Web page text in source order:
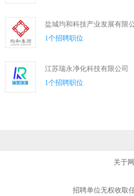
盐城均和科技产业发展有限
1个招聘职位
江苏瑞永净化科技有限公司
1个招聘职位
关于
招聘单位无权收取